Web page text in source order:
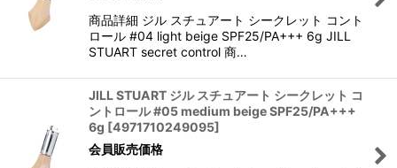
商品詳細 ジル スチュアート シークレット コント
ロール #04 light beige SPF25/PA+++ 6g JILL
STUART secret control 商…
JILL STUART ジル スチュアート シークレット コ
ントロール #05 medium beige SPF25/PA+++
6g [4971710249095]
会員販売価格